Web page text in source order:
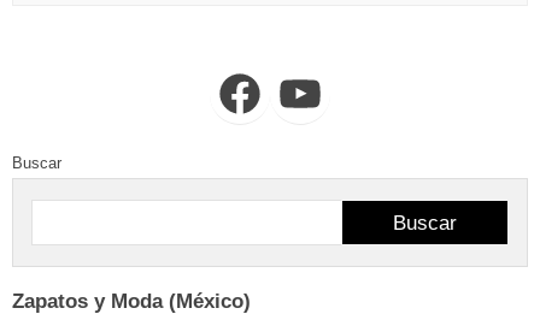
FacebookYouTube
Buscar
Buscar
Zapatos y Moda (México)